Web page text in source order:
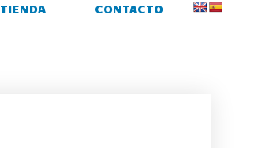
TIENDA CONTACTO